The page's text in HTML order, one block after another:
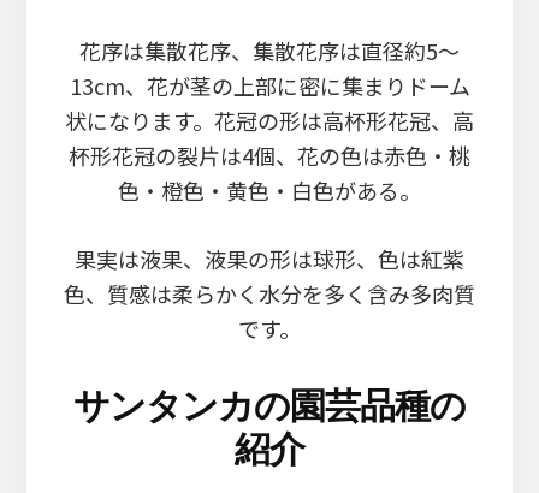
花序は集散花序、集散花序は直径約5～
13cm、花が茎の上部に密に集まりドーム
状になります。花冠の形は高杯形花冠、高
杯形花冠の裂片は4個、花の色は赤色・桃
色・橙色・黄色・白色がある。
果実は液果、液果の形は球形、色は紅紫
色、質感は柔らかく水分を多く含み多肉質
です。
サンタンカの園芸品種の
紹介